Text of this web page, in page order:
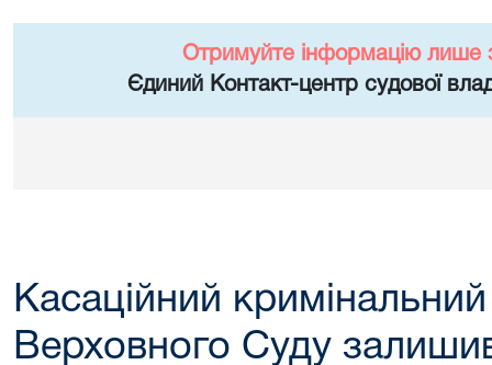
Отримуйте інформацію лише
Єдиний Контакт-центр судової
Касаційний
Верховного Суду